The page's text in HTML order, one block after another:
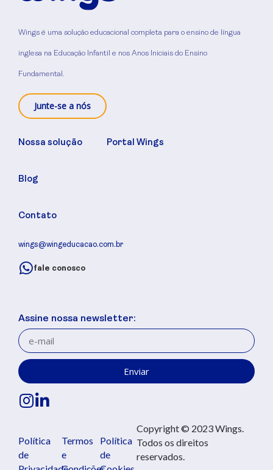
Wings é uma solução educacional completa para o ensino de língua
inglesa na Educação Infantil e nos Anos Iniciais do Ensino
Fundamental.
Junte-se a nós
Nossa solução
Blog
Contato
Portal Wings
wings@wingeducacao.com.br
fale conosco
Assine nossa newsletter:
Enviar
Política
de
Termos
e
Política
de
Copyright © 2023 Wings.
Todos os direitos
reservados.